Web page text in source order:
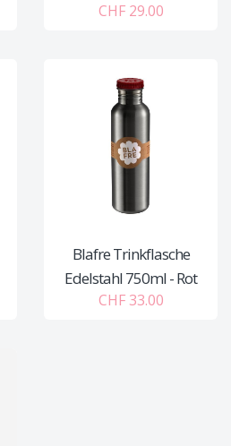
CHF 29.00
Blafre Trinkflasche
Edelstahl 750ml - Rot
CHF 33.00